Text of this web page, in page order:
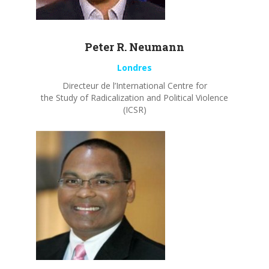
Peter R. Neumann
Londres
Directeur de l’International Centre for
the Study of Radicalization and Political Violence
(ICSR)